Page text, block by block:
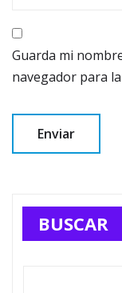
Guarda mi
navegador para
BUSCAR